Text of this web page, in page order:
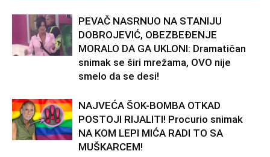
PEVAČ NASRNUO NA STANIJU
DOBROJEVIĆ, OBEZBEĐENJE
MORALO DA GA UKLONI: Dramatičan
snimak se širi mrežama, OVO nije
smelo da se desi!
NAJVEĆA ŠOK-BOMBA OTKAD
POSTOJI RIJALITI! Procurio snimak
NA KOM LEPI MIĆA RADI TO SA
MUŠKARCEM!